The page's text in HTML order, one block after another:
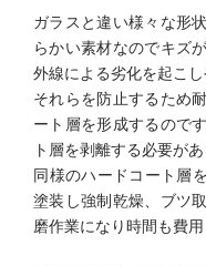
ガラスと違い様々な形
らかい素材なのでキズ
外線による劣化を起こ
それらを防止するため
ート層を形成するので
ト層を剥離する必要が
同様のハードコート層
塗装し強制乾燥、ブツ
磨作業になり時間も費